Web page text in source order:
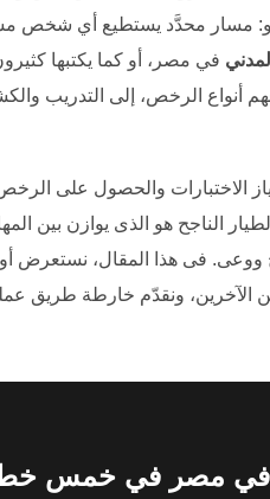
مسار محدَّد يستطيع أي شخص
في مصر، أو كما يكتبها
فهم أنواع الرخص، إلى التدريب
الاختبارات والحصول على
الناجح هو الذى يوازن بين
ووعى. فى هذا المقال، نستعرض
عن الآخرين، ونقدّم خارطة طريق
في مصر في خمس